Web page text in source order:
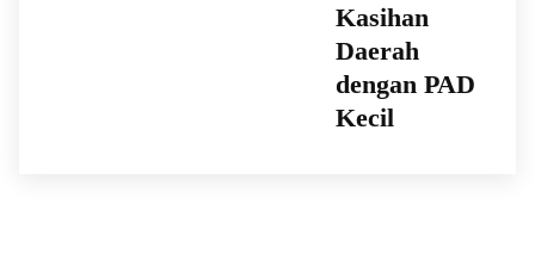
Kasihan
Daerah
dengan PAD
Kecil